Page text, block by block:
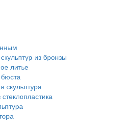
из бронзы
литье
бюста
скульптура